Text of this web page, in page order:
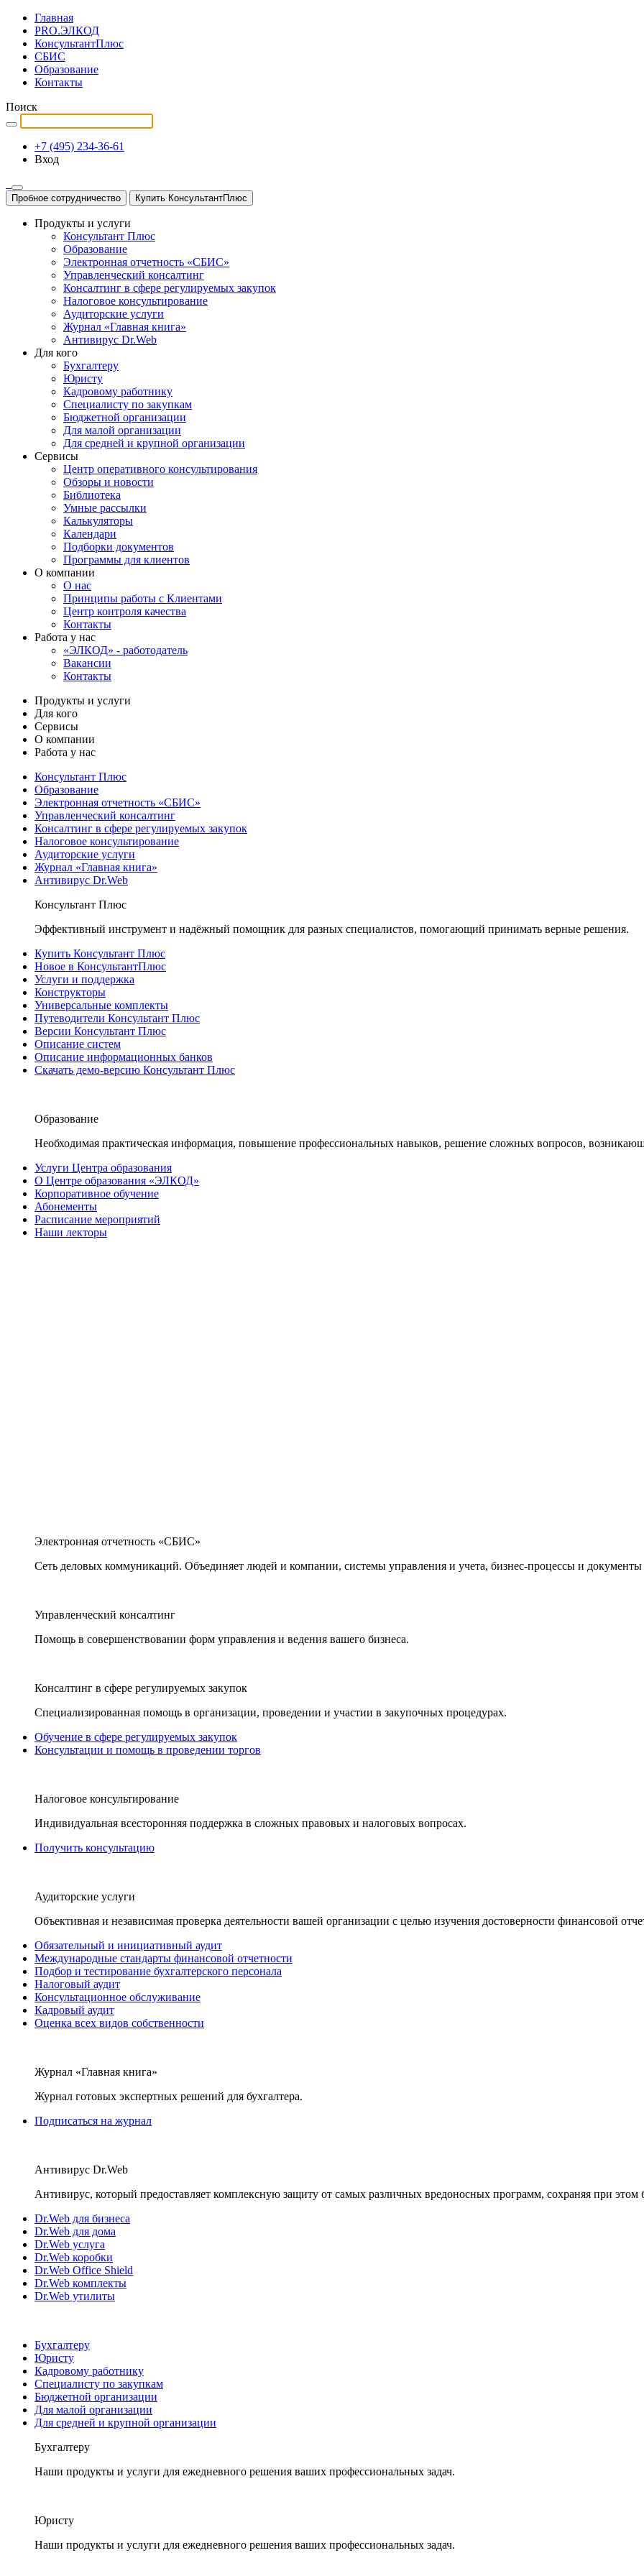
Главная
PRO.ЭЛКОД
КонсультантПлюс
СБИС
Образование
Контакты
Поиск
+7 (495) 234-36-61
Вход
Пробное сотрудничество Купить КонсультантПлюс
Продукты и услуги
Консультант Плюс
Образование
Электронная отчетность «СБИС»
Управленческий консалтинг
Консалтинг в сфере регулируемых закупок
Налоговое консультирование
Аудиторские услуги
Журнал «Главная книга»
Антивирус Dr.Web
Для кого
Бухгалтеру
Юристу
Кадровому работнику
Специалисту по закупкам
Бюджетной организации
Для малой организации
Для средней и крупной организации
Сервисы
Центр оперативного консультирования
Обзоры и новости
Библиотека
Умные рассылки
Калькуляторы
Календари
Подборки документов
Программы для клиентов
О компании
О нас
Принципы работы с Клиентами
Центр контроля качества
Контакты
Работа у нас
«ЭЛКОД» - работодатель
Вакансии
Контакты
Продукты и услуги
Для кого
Сервисы
О компании
Работа у нас
Консультант Плюс
Образование
Электронная отчетность «СБИС»
Управленческий консалтинг
Консалтинг в сфере регулируемых закупок
Налоговое консультирование
Аудиторские услуги
Журнал «Главная книга»
Антивирус Dr.Web
Консультант Плюс
Эффективный инструмент и надёжный помощник для разных специалистов, помогающий принимать верные решения.
Купить Консультант Плюс
Новое в КонсультантПлюс
Услуги и поддержка
Конструкторы
Универсальные комплекты
Путеводители Консультант Плюс
Версии Консультант Плюс
Описание систем
Описание информационных банков
Скачать демо-версию Консультант Плюс
Образование
Необходимая практическая информация, повышение профессиональных навыков, решение сложных вопросов,
Услуги Центра образования
О Центре образования «ЭЛКОД»
Корпоративное обучение
Абонементы
Расписание мероприятий
Наши лекторы
Электронная отчетность «СБИС»
Сеть деловых коммуникаций. Объединяет людей и компании, системы управления и учета, бизнес-процессы и документы
Управленческий консалтинг
Помощь в совершенствовании форм управления и ведения вашего бизнеса.
Консалтинг в сфере регулируемых закупок
Специализированная помощь в организации, проведении и участии в закупочных процедурах.
Обучение в сфере регулируемых закупок
Консультации и помощь в проведении торгов
Налоговое консультирование
Индивидуальная всесторонняя поддержка в сложных правовых и налоговых вопросах.
Получить консультацию
Аудиторские услуги
Объективная и независимая проверка деятельности вашей организации с целью изучения достоверности финансовой
Обязательный и инициативный аудит
Международные стандарты финансовой отчетности
Подбор и тестирование бухгалтерского персонала
Налоговый аудит
Консультационное обслуживание
Кадровый аудит
Оценка всех видов собственности
Журнал «Главная книга»
Журнал готовых экспертных решений для бухгалтера.
Подписаться на журнал
Антивирус Dr.Web
Антивирус, который предоставляет комплексную защиту от самых различных вредоносных программ, сохраняя при этом
Dr.Web для бизнеса
Dr.Web для дома
Dr.Web услуга
Dr.Web коробки
Dr.Web Office Shield
Dr.Web комплекты
Dr.Web утилиты
Бухгалтеру
Юристу
Кадровому работнику
Специалисту по закупкам
Бюджетной организации
Для малой организации
Для средней и крупной организации
Бухгалтеру
Наши продукты и услуги для ежедневного решения ваших профессиональных задач.
Юристу
Наши продукты и услуги для ежедневного решения ваших профессиональных задач.